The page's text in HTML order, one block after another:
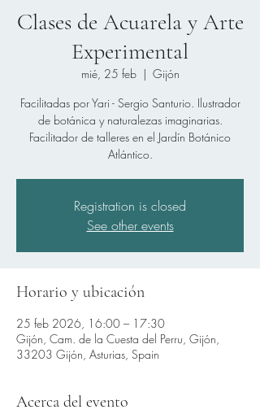
Clases de Acuarela y Arte
Experimental
mié, 25 feb
  |
Gijón
Facilitadas por Yari - Sergio Santurio. Ilustrador
de botánica y naturalezas imaginarias.
Facilitador de talleres en el Jardín Botánico
Atlántico.
Registration is closed
See other events
Horario y ubicación
25 feb 2026, 16:00 – 17:30
Gijón, Cam. de la Cuesta del Perru, Gijón,
33203 Gijón, Asturias, Spain
Acerca del evento